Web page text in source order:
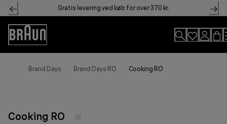
Skip
to
Content
Gratis levering ved køb for over 370 kr.
Accessibility
Statement
Brand Days Brand Days RO Cooking RO
Cooking RO